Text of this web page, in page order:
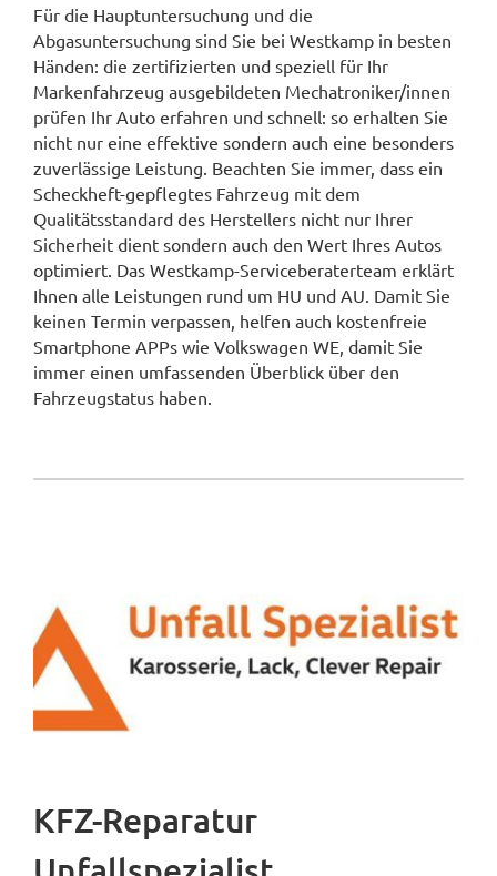
Für die Hauptuntersuchung und die
Abgasuntersuchung sind Sie bei Westkamp in besten
Händen: die zertifizierten und speziell für Ihr
Markenfahrzeug ausgebildeten Mechatroniker/innen
prüfen Ihr Auto erfahren und schnell: so erhalten Sie
nicht nur eine effektive sondern auch eine besonders
zuverlässige Leistung. Beachten Sie immer, dass ein
Scheckheft-gepflegtes Fahrzeug mit dem
Qualitätsstandard des Herstellers nicht nur Ihrer
Sicherheit dient sondern auch den Wert Ihres Autos
optimiert. Das Westkamp-Serviceberaterteam erklärt
Ihnen alle Leistungen rund um HU und AU. Damit Sie
keinen Termin verpassen, helfen auch kostenfreie
Smartphone APPs wie Volkswagen WE, damit Sie
immer einen umfassenden Überblick über den
Fahrzeugstatus haben.
KFZ-Reparatur